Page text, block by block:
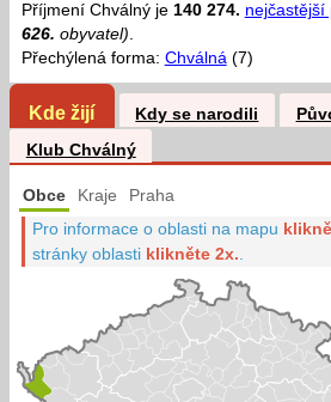
Příjmení Chválný je 140 274. nejčastější
626. obyvatel).
Přechýlená forma: Chválná(7)
Kde žijí Kdy se narodili
Klub Chválný
Obce Kraje Praha
Pro informace o oblasti na mapu
stránky oblasti klikněte 2x.